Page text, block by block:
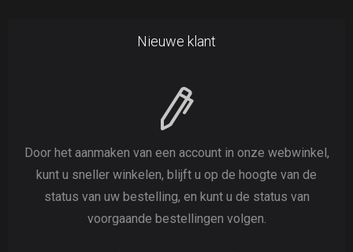
Nieuwe klant
Door het aanmaken van een account in onze webwinkel,
kunt u sneller winkelen, blijft u op de hoogte van de
status van uw bestelling, en kunt u de status van
voorgaande bestellingen volgen.